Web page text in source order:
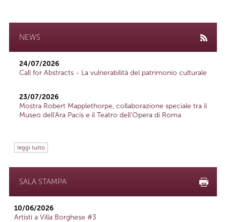
NEWS
24/07/2026
Call for Abstracts - La vulnerabilità del patrimonio culturale
23/07/2026
Mostra Robert Mapplethorpe, collaborazione speciale tra il
Museo dell'Ara Pacis e il Teatro dell'Opera di Roma
leggi tutto
SALA STAMPA
10/06/2026
Artisti a Villa Borghese #3